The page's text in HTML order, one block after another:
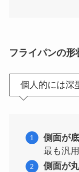
フライパンの形
個人的には深
側面が
最も汎
側面が